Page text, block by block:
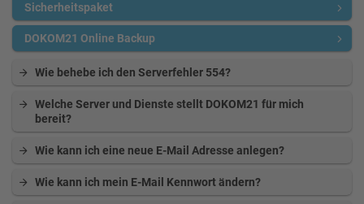
Sicherheitspaket
DOKOM21 Online Backup
Wie behebe ich den Serverfehler 554?
Welche Server und Dienste stellt DOKOM21 für mich
bereit?
Wie kann ich eine neue E-Mail Adresse anlegen?
Wie kann ich mein E-Mail Kennwort ändern?